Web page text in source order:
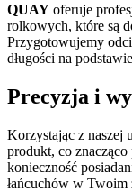
QUAY oferuje
rolkowych, które są
Przygotowujemy
długości na
Precyzja i
Korzystając z naszej
produkt, co
konieczność
łańcuchów w Twoim